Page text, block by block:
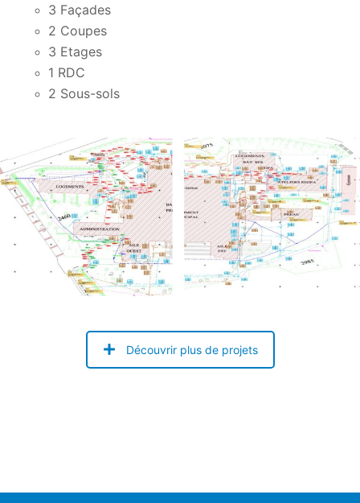
3 Façades
2 Coupes
3 Etages
1 RDC
2 Sous-sols
Découvrir plus de projets